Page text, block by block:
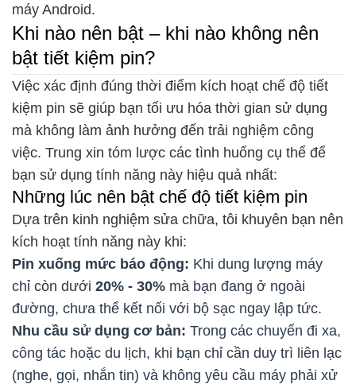
máy Android.
Khi nào nên bật – khi nào không nên
bật tiết kiệm pin?
Việc xác định đúng thời điểm kích hoạt chế độ tiết
kiệm pin sẽ giúp bạn tối ưu hóa thời gian sử dụng
mà không làm ảnh hưởng đến trải nghiệm công
việc. Trung xin tóm lược các tình huống cụ thể để
bạn sử dụng tính năng này hiệu quả nhất:
Những lúc nên bật chế độ tiết kiệm pin
Dựa trên kinh nghiệm sửa chữa, tôi khuyên bạn nên
kích hoạt tính năng này khi:
Pin xuống mức báo động: Khi dung lượng máy
chỉ còn dưới 20% - 30% mà bạn đang ở ngoài
đường, chưa thể kết nối với bộ sạc ngay lập tức.
Nhu cầu sử dụng cơ bản: Trong các chuyến đi xa,
công tác hoặc du lịch, khi bạn chỉ cần duy trì liên lạc
(nghe, gọi, nhắn tin) và không yêu cầu máy phải xử